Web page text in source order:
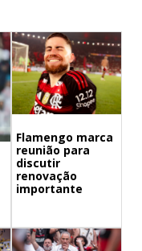
Flamengo marca
reunião para
discutir
renovação
importante